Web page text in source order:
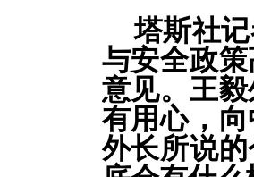
塔斯社
与安全政
意见。王
有用心，
外长所说